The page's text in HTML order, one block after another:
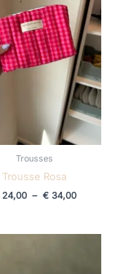
Trousses
Trousse Rosa
– €34,00
€ 34,00